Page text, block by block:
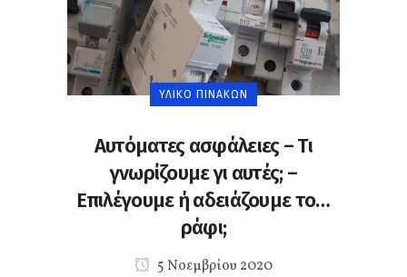
ΥΛΙΚΌ ΠΙΝΆΚΩΝ
Αυτόματες ασφάλειες – Τι
γνωρίζουμε γι αυτές; –
Επιλέγουμε ή αδειάζουμε το…
ράφι;
5 Νοεμβρίου 2020